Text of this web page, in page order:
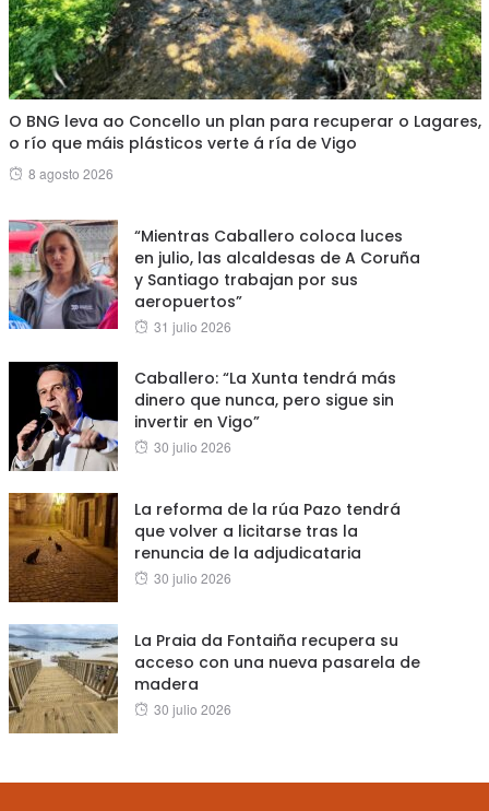
O BNG leva ao Concello un plan para recuperar o Lagares,
o río que máis plásticos verte á ría de Vigo
Posted
8 agosto 2026
“Mientras Caballero coloca luces
en julio, las alcaldesas de A Coruña
y Santiago trabajan por sus
aeropuertos”
Posted
31 julio 2026
Caballero: “La Xunta tendrá más
dinero que nunca, pero sigue sin
invertir en Vigo”
Posted
30 julio 2026
La reforma de la rúa Pazo tendrá
que volver a licitarse tras la
renuncia de la adjudicataria
Posted
30 julio 2026
La Praia da Fontaiña recupera su
acceso con una nueva pasarela de
madera
Posted
30 julio 2026